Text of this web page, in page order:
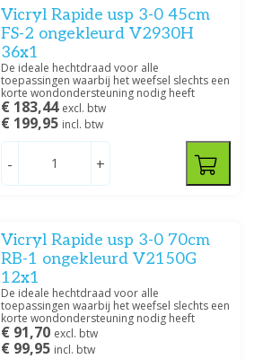
Vicryl Rapide usp 3-0 45cm
FS-2 ongekleurd V2930H
36x1
De ideale hechtdraad voor alle
toepassingen waarbij het weefsel slechts een
korte wondondersteuning nodig heeft
€ 183,44 excl. btw
€ 199,95 incl. btw
- +
Vicryl Rapide usp 3-0 70cm
RB-1 ongekleurd V2150G
12x1
De ideale hechtdraad voor alle
toepassingen waarbij het weefsel slechts een
korte wondondersteuning nodig heeft
€ 91,70 excl. btw
€ 99,95 incl. btw